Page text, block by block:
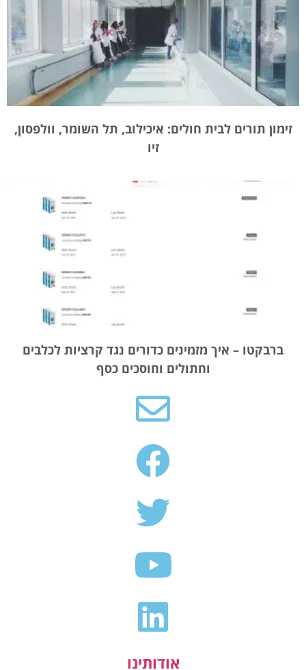
זימון תורים לבית חולים: איכילוב, תל השומר, וולפסון,
זיו
ברבקטו – איך מזמינים כדורים נגד קרציות לכלבים
וחתולים וחוסכים כסף
אודותינו